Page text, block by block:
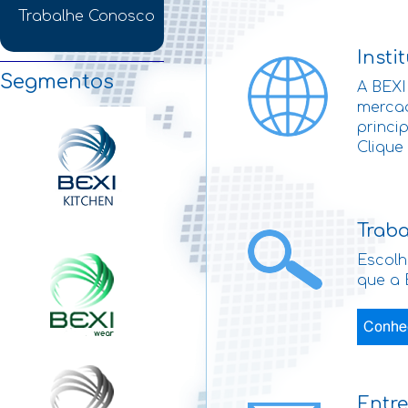
Trabalhe Conosco
Segmentos
A
que a